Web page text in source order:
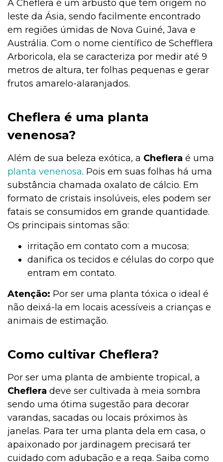
A Cheflera é um arbusto que tem origem no
leste da Ásia, sendo facilmente encontrado
em regiões úmidas de Nova Guiné, Java e
Austrália. Com o nome científico de Schefflera
Arboricola, ela se caracteriza por medir até 9
metros de altura, ter folhas pequenas e gerar
frutos amarelo-alaranjados.
Cheflera é uma planta
venenosa?
Além de sua beleza exótica, a Cheflera é uma
planta venenosa. Pois em suas folhas há uma
substância chamada oxalato de cálcio. Em
formato de cristais insolúveis, eles podem ser
fatais se consumidos em grande quantidade.
Os principais sintomas são:
irritação em contato com a mucosa;
danifica os tecidos e células do corpo que
entram em contato.
Atenção: Por ser uma planta tóxica o ideal é
não deixá-la em locais acessíveis a crianças e
animais de estimação.
Como cultivar Cheflera?
Por ser uma planta de ambiente tropical, a
Cheflera deve ser cultivada à meia sombra
sendo uma ótima sugestão para decorar
varandas, sacadas ou locais próximos às
janelas. Para ter uma planta dela em casa, o
apaixonado por jardinagem precisará ter
cuidado com adubação e a rega. Saiba como